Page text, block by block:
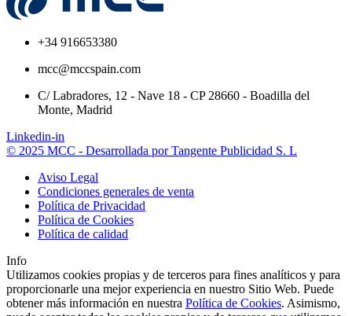
+34 916653380
mcc@mccspain.com
C/ Labradores, 12 - Nave 18 - CP 28660 - Boadilla del
Monte, Madrid
Linkedin-in
© 2025 MCC - Desarrollada por Tangente Publicidad S. L
Aviso Legal
Condiciones generales de venta
Política de Privacidad
Política de Cookies
Política de calidad
Info
Utilizamos cookies propias y de terceros para fines analíticos y para
proporcionarle una mejor experiencia en nuestro Sitio Web. Puede
obtener más información en nuestra Política de Cookies. Asimismo,